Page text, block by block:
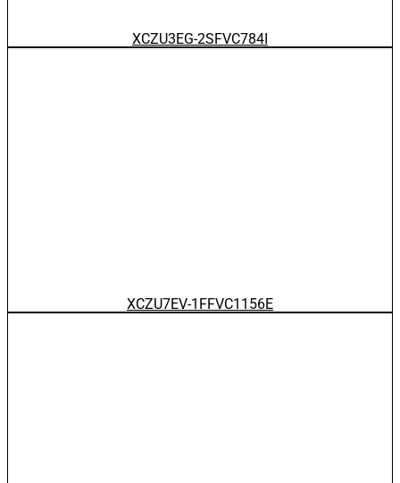
XCZU3EG-2SFVC784I
XCZU7EV-1FFVC1156E